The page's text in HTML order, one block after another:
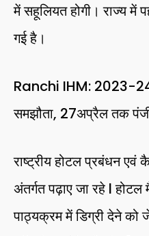
में सहूलियत होगी। राज्य में
गई है।
Ranchi IHM: 2023-24
समझौता, 27अप्रैल तक
राष्ट्रीय होटल प्रबंधन एवं
अंतर्गत पढ़ाए जा रहे l
पाठ्यक्रम में डिग्री देने